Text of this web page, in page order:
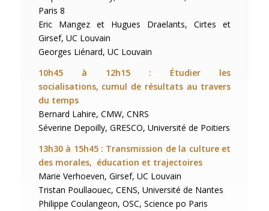
Paris 8
Eric Mangez et Hugues Draelants, Cirtes et
Girsef, UC Louvain
Georges Liénard, UC Louvain
10h45 à 12h15 : Étudier les
socialisations, cumul de résultats au travers
du temps
Bernard Lahire, CMW, CNRS
Séverine Depoilly, GRESCO, Université de Poitiers
13h30 à 15h45 : Transmission de la culture et
des morales, éducation et trajectoires
Marie Verhoeven, Girsef, UC Louvain
Tristan Poullaouec, CENS, Université de Nantes
Philippe Coulangeon, OSC, Science po Paris